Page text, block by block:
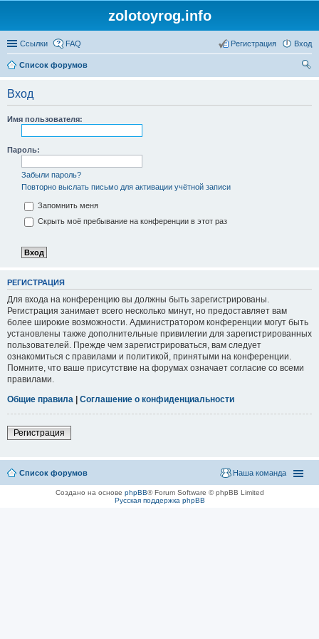
zolotoyrog.info
Ссылки FAQ Вход
Регистрация
Список форумов
Вход
Имя пользователя:
Пароль:
Забыли пароль?
Повторно выслать письмо для активации учётной записи
Запомнить меня
Скрыть моё пребывание на конференции в этот раз
РЕГИСТРАЦИЯ
Для входа на конференцию вы должны быть зарегистрированы.
Регистрация занимает всего несколько минут, но предоставляет вам
более широкие возможности. Администратором конференции могут быть
установлены также дополнительные привилегии для зарегистрированных
пользователей. Прежде чем зарегистрироваться, вам следует
ознакомиться с правилами и политикой, принятыми на конференции.
Помните, что ваше присутствие на форумах означает согласие со всеми
правилами.
Общие правила | Соглашение о конфиденциальности
Регистрация
Список форумов Наша команда
Создано на основе phpBB® Forum Software © phpBB Limited
Русская поддержка phpBB